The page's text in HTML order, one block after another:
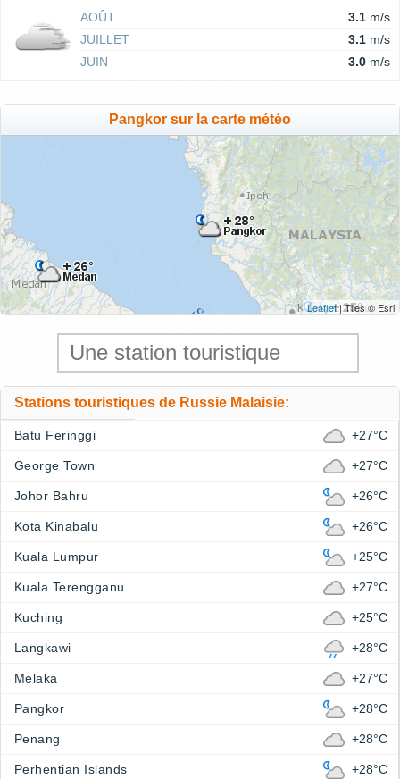
AOÛT 3.1 m/s
JUILLET
3.1 m/s
JUIN
3.0 m/s
Pangkor sur la carte météo
Leaflet| Tiles © Esri
Stations touristiques de Russie Malaisie:
Batu Feringgi +27°C
George Town +27°C
Johor Bahru +26°C
Kota Kinabalu +26°C
Kuala Lumpur +25°C
Kuala Terengganu +27°C
Kuching +25°C
Langkawi +28°C
Melaka +27°C
Pangkor +28°C
Penang +28°C
Perhentian Islands +28°C